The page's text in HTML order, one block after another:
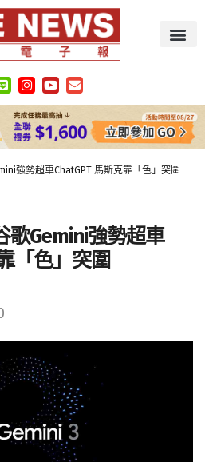
強勢超車ChatGPT 馬斯克靠「色」突圍
歌Gemini強勢超車
「色」突圍